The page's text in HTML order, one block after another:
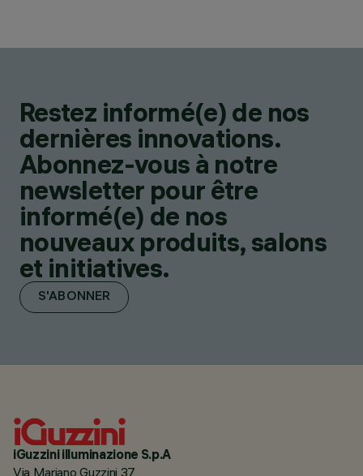
Restez informé(e) de nos
dernières innovations.
Abonnez-vous à notre
newsletter pour être
informé(e) de nos
nouveaux produits, salons
et initiatives.
S'ABONNER
iGuzzini illuminazione S.p.A
Via Mariano Guzzini 37